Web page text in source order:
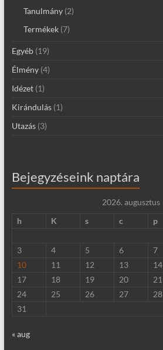
Tanulmány(2)
Termékek(7)
Egyéb(19)
Élmény(4)
Idézet(1)
Kirándulás(1)
Utazás(3)
Bejegyzéseink naptára
2026. augusztus
h
K s c p
3
4 5 6 7
10
11 12 13 14
17
18 19 20 21
24
25 26 27 28
31
« aug